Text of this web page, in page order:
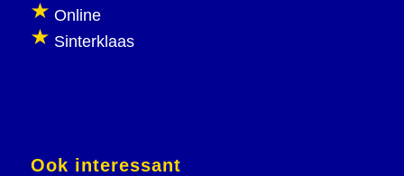
Online
Sinterklaas
Ook interessant